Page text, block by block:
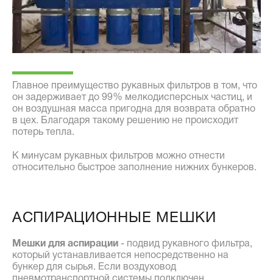
Главное преимущество рукавных фильтров в том, что
он задерживает до 99% мелкодисперсных частиц, и
он воздушная масса пригодна для возврата обратно
в цех. Благодаря такому решению не происходит
потерь тепла.
К минусам рукавных фильтров можно отнести
относительно быстрое заполнение нижних бункеров.
АСПИРАЦИОННЫЕ МЕШКИ
Мешки для аспирации - подвид рукавного фильтра,
который устанавливается непосредственно на
бункер для сырья. Если воздуховод